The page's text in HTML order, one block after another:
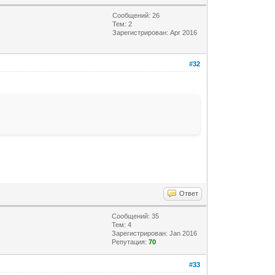
Сообщений: 26
Тем: 2
Зарегистрирован: Apr 2016
#32
Ответ
Сообщений: 35
Тем: 4
Зарегистрирован: Jan 2016
Репутация:70
#33